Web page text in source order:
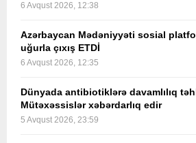
6 Avqust 2026, 12:38
Azərbaycan Mədəniyyəti sosial
uğurla çıxış ETDİ
6 Avqust 2026, 12:35
Dünyada antibiotiklərə davamlılıq
Mütəxəssislər xəbərdarlıq edir
5 Avqust 2026, 23:59